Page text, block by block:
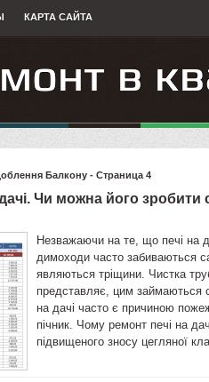
КАРТА САЙТА
Балкону - Страница 4
Чи можна його зробити
Незважаючи на те, що печі на
димоходи часто забиваються
являються тріщини. Чистка
представляє, цим займаються
на дачі часто є причиною
пічник. Чому ремонт печі на
підвищеного зносу цегляної